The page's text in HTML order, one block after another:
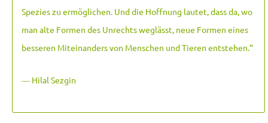
Spezies zu ermöglichen. Und die Hoffnung lautet, dass da, wo
man alte Formen des Unrechts weglässt, neue Formen eines
besseren Miteinanders von Menschen und Tieren entstehen.“
― Hilal Sezgin